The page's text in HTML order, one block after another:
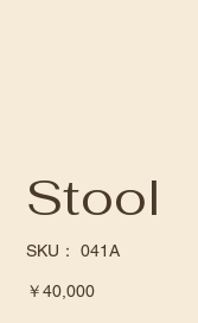
Stool
SKU：
SKU：
041A
価
￥40,000